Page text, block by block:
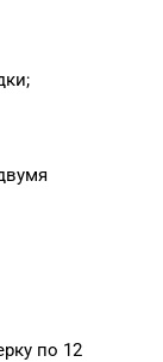
по 12